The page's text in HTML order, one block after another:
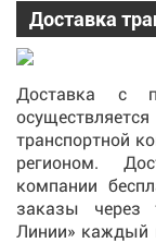
Доставка
Доставка с
транспортной
регионом.
компании
заказы через
Линии» каждый